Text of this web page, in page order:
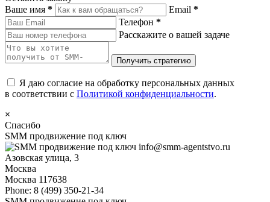
Ваше имя * Email *
Телефон *
Расскажите о вашей задаче
Я даю согласие на обработку персональных данных
в соответствии с Политикой конфиденциальности.
×
Спасибо
SMM продвижение под ключ
info@smm-agentstvo.ru
Азовская улица, 3
Москва
Москва 117638
Phone: 8 (499) 350-21-34